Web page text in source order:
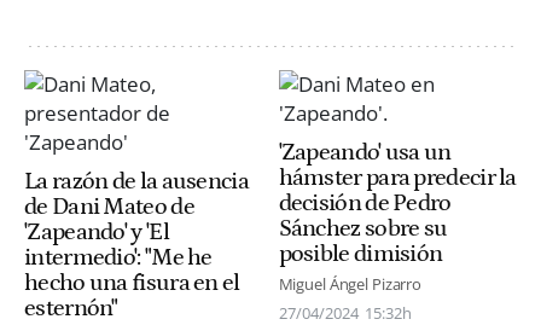
La razón de la ausencia
de Dani Mateo de
'Zapeando' y 'El
intermedio': "Me he
hecho una fisura en el
esternón"
'Zapeando' usa un
hámster para predecir la
decisión de Pedro
Sánchez sobre su
posible dimisión
Miguel Ángel Pizarro
27/04/2024 15:32h